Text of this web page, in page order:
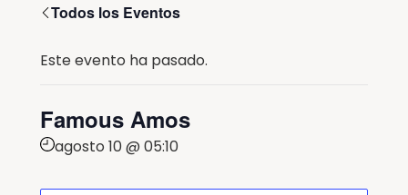
Todos los Eventos
Este evento ha pasado.
Famous Amos
agosto 10 @ 05:10